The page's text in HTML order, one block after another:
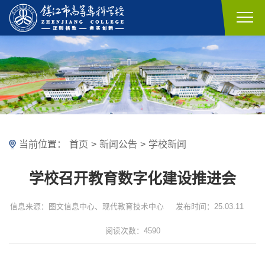
当前位置： 首页 > 新闻公告 > 学校新闻
学校召开教育数字化建设推进会
信息来源：图文信息中心、现代教育技术中心 发布时间：25.03.11
阅读次数：4590